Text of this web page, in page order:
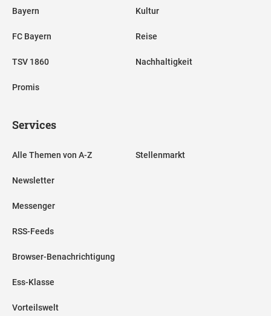
Bayern
FC Bayern
TSV 1860
Promis
Kultur
Reise
Nachhaltigkeit
Services
Alle Themen von A-Z
Newsletter
Messenger
RSS-Feeds
Browser-Benachrichtigung
Ess-Klasse
Vorteilswelt
Stellenmarkt